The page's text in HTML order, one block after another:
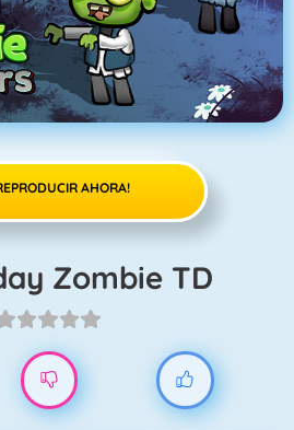
AHORA!
Zombie TD